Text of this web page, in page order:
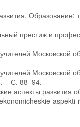
Образование:
престиж и
Московской
Московской
– С. 88–94.
аспекты развития